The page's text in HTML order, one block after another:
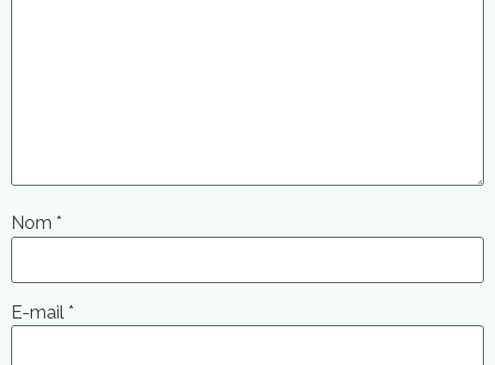
Nom *
E-mail *